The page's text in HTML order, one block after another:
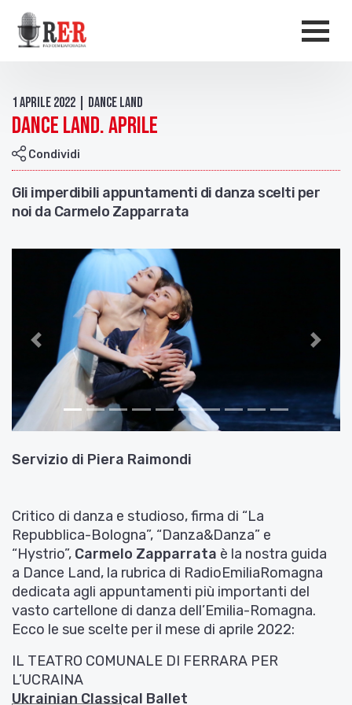
Salta al contenuto principale
1 Aprile 2022 | Dance Land
Dance Land. Aprile
Condividi
Gli imperdibili appuntamenti di danza scelti per
noi da Carmelo Zapparrata
Indietro
Servizio di Piera Raimondi
Critico di danza e studioso, firma di “La
Repubblica-Bologna”, “Danza&Danza” e
“Hystrio”, Carmelo Zapparrata è la nostra guida
a Dance Land, la rubrica di RadioEmiliaRomagna
dedicata agli appuntamenti più importanti del
vasto cartellone di danza dell’Emilia-Romagna.
Ecco le sue scelte per il mese di aprile 2022:
IL TEATRO COMUNALE DI FERRARA PER
L’UCRAINA
Ukrainian Classical Ballet